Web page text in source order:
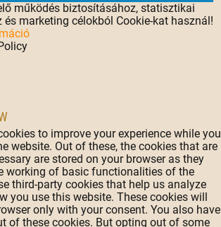
működés biztosításához, statisztikai
és marketing célokból Cookie-kat használ!
to improve your experience while you
website. Out of these, the cookies that are
are stored on your browser as they
working of basic functionalities of the
third-party cookies that help us analyze
you use this website. These cookies will
only with your consent. You also have
of these cookies. But opting out of some